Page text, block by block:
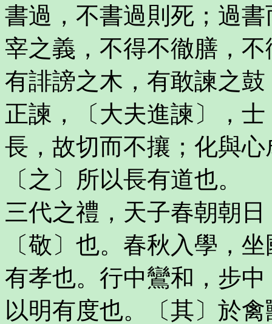
書過，不書過則死；過
宰之義，不得不徹膳，
有誹謗之木，有敢諫之
正諫，〔大夫進諫〕，
長，故切而不攘；化與
〔之〕所以長有道也。
三代之禮，天子春朝朝
〔敬〕也。春秋入學，
有孝也。行中鸞和，步
以明有度也。〔其〕於